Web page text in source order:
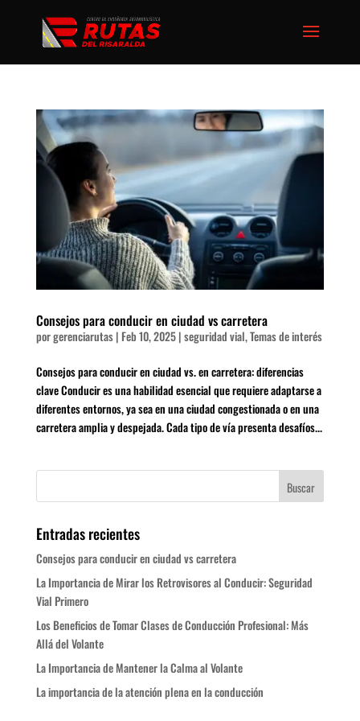
Consejos para conducir en ciudad vs carretera
porgerenciarutas| Feb 10, 2025|seguridad vial,Temas de interés
Consejos para conducir en ciudad vs. en carretera: diferencias
clave Conducir es una habilidad esencial que requiere adaptarse a
diferentes entornos, ya sea en una ciudad congestionada o en una
carretera amplia y despejada. Cada tipo de vía presenta desafíos...
Entradas recientes
Consejos para conducir en ciudad vs carretera
La Importancia de Mirar los Retrovisores al Conducir: Seguridad
Vial Primero
Los Beneficios de Tomar Clases de Conducción Profesional: Más
Allá del Volante
La Importancia de Mantener la Calma al Volante
La importancia de la atención plena en la conducción